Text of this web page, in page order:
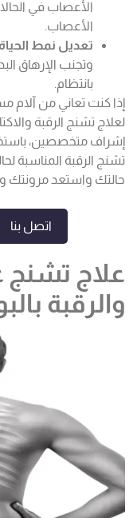
الأعصاب في
الأعصاب.
تعديل نمط الحياة
وتجنب الإرهاق
بانتظام.
إذا كنت تعاني من آلام
لعلاج تشنج الرقبة
إشراف متخصصين،
حالتك واستعد مرونتك
اتصل بنا
علاج
والرقبة